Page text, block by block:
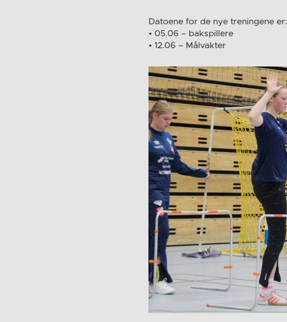
Datoene for de nye treningene er:
• 05.06 – bakspillere
• 12.06 – Målvakter